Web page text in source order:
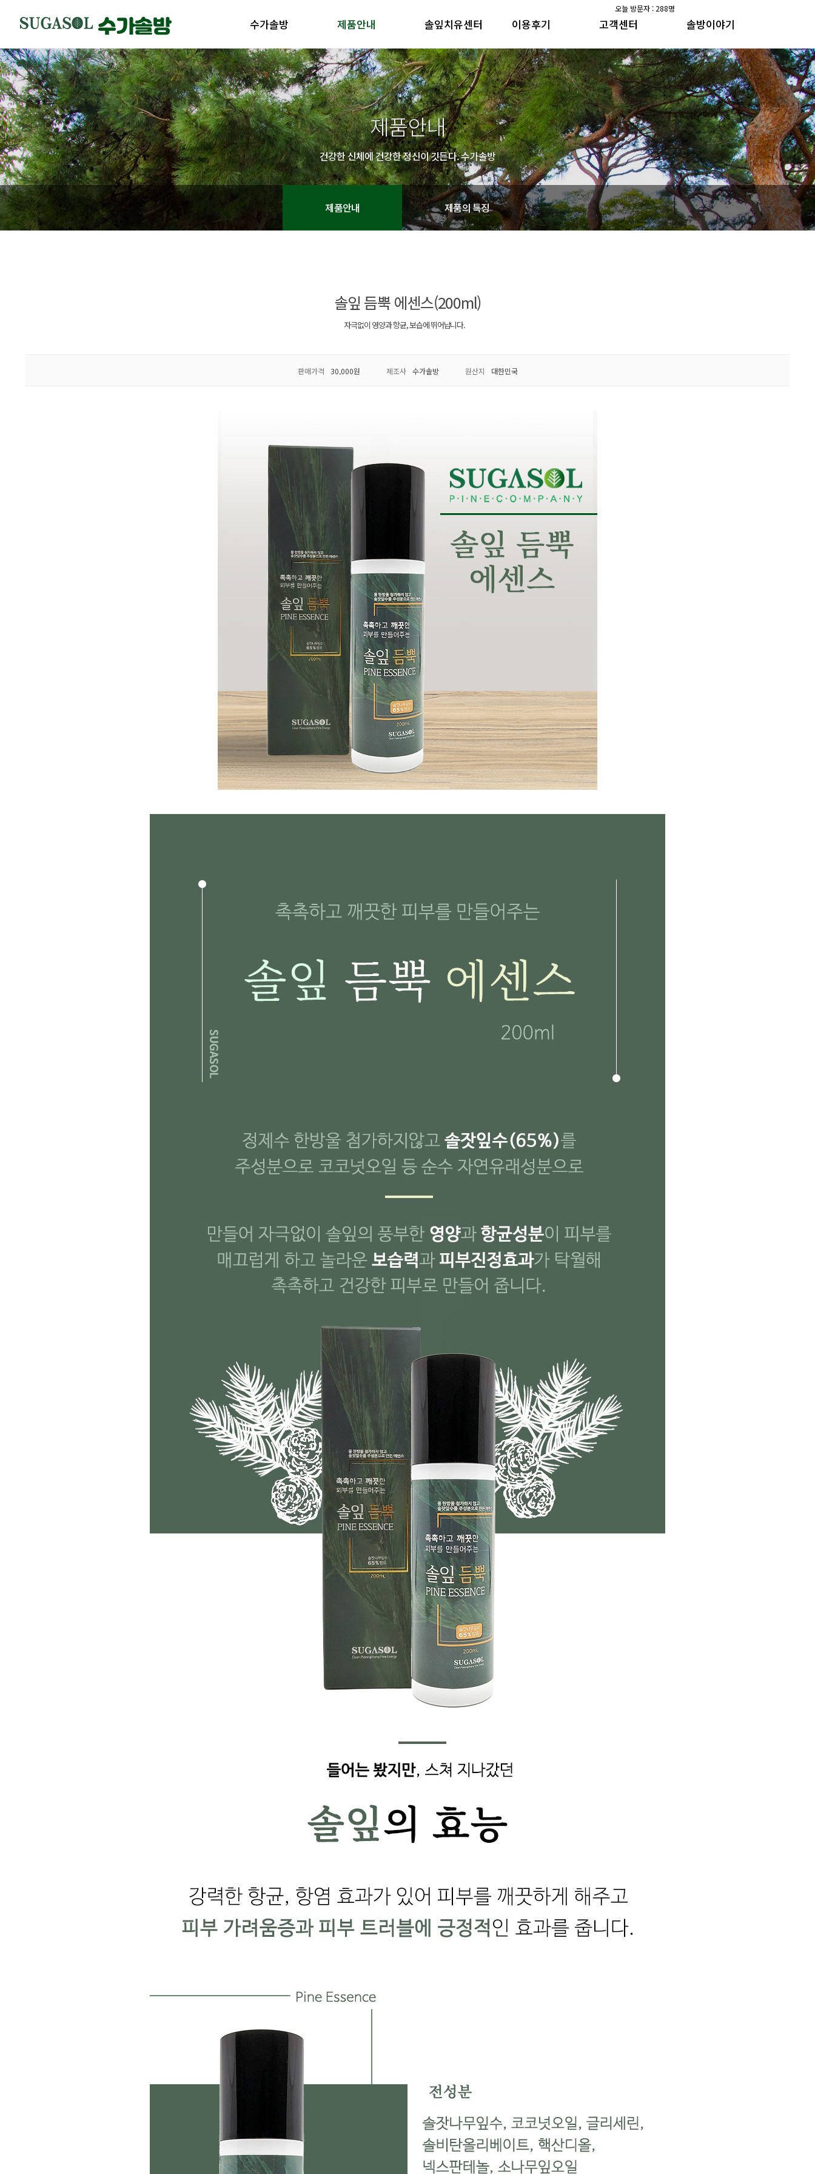
오늘 방문자 : 288명
수가솔방 제품안내 솔잎치유센터 이용후기 고객센터 솔방이야기
수가솔방 소개
제품철학
제품안내
제품의 특징
솔잎치유센터 이용후기
공지사항
갤러리
수가솔방 방송일지
솔방지기 건강이야기
수가솔방 소개
제품안내
솔잎치유센터 이용후기
공지사항
수가솔방 방송일지
솔방지기 건강이야기
제품안내
건강한 신체에 건강한 정신이 깃든다. 수가솔방
제품안내 제품의 특징
솔잎 듬뿍 에센스(200ml)
자극없이 영양과 항균, 보습에 뛰어납니다.
판매가격 30,000원 제조사 수가솔방 원산지 대한민국